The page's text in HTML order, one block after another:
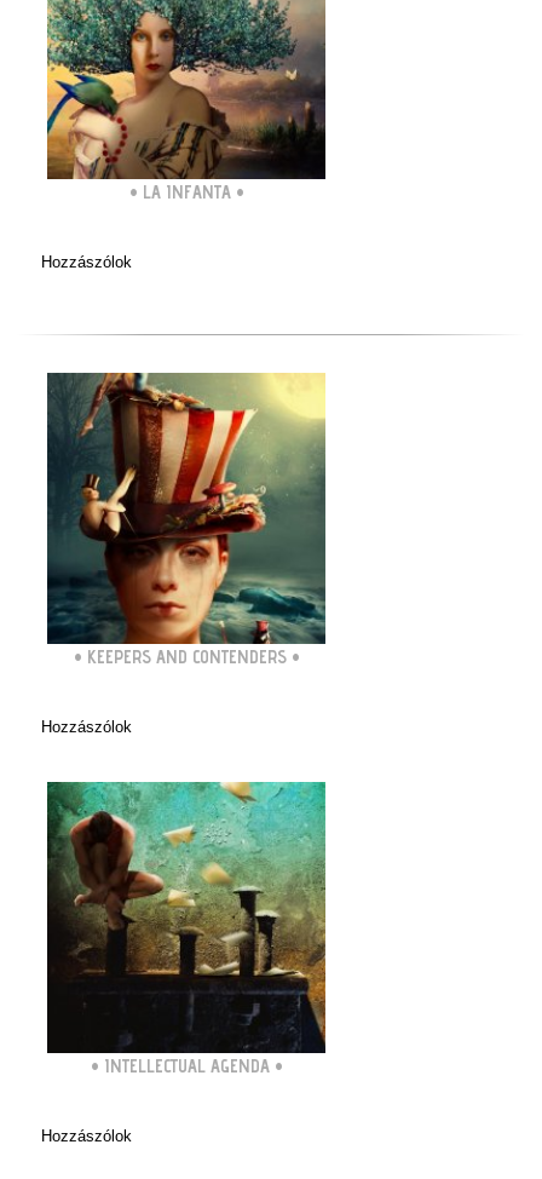
• LA INFANTA•
Hozzászólok
• KEEPERS AND CONTENDERS•
Hozzászólok
• INTELLECTUAL AGENDA•
Hozzászólok